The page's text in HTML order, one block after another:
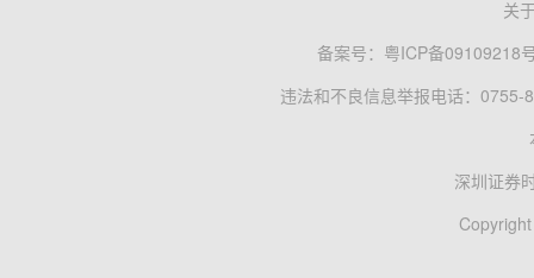
关
备案号： 粤ICP备09109218
违法和不良信息举报电话：0755-
深圳证券